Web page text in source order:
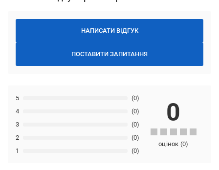
НАПИСАТИ ВІДГУК
ПОСТАВИТИ ЗАПИТАННЯ
1 (0)
2 (0)
3 (0)
4 (0)
5 (0)
0
оцінок (0)